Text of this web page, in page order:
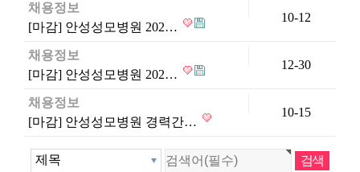
채용정보
[마감] 안성성모병원 202…
10-12
채용정보
[마감] 안성성모병원 202…
12-30
채용정보
[마감] 안성성모병원 경력간…
10-15